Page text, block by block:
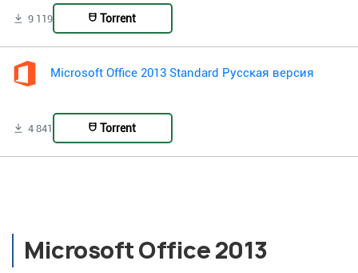
9 119 Torrent
Microsoft Office 2013 Standard Русская версия
4 841 Torrent
Microsoft Office 2013